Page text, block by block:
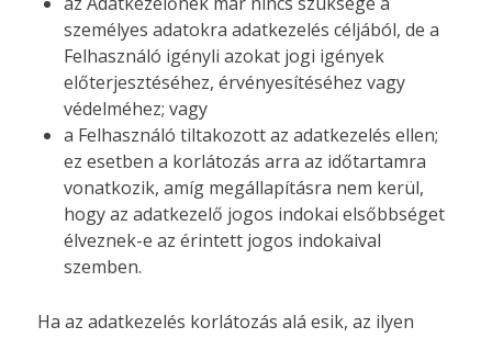
személyes adatokra adatkezelés céljából, de a
Felhasználó igényli azokat jogi igények
előterjesztéséhez, érvényesítéséhez vagy
védelméhez; vagy
a Felhasználó tiltakozott az adatkezelés ellen;
ez esetben a korlátozás arra az időtartamra
vonatkozik, amíg megállapításra nem kerül,
hogy az adatkezelő jogos indokai elsőbbséget
élveznek-e az érintett jogos indokaival
szemben.
Ha az adatkezelés korlátozás alá esik, az ilyen